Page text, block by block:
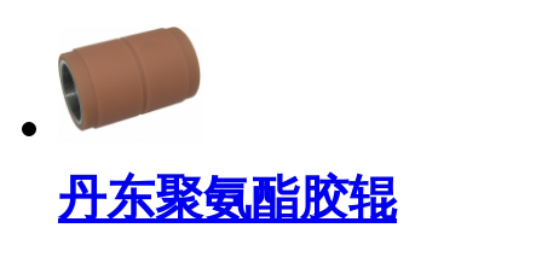
丹东聚氨酯胶辊